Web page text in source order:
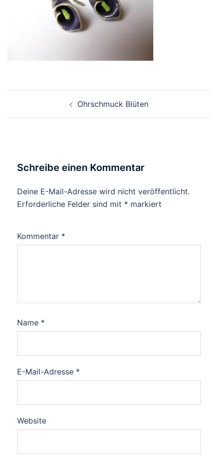
Ohrschmuck Blüten
Schreibe einen Kommentar
Deine E-Mail-Adresse wird nicht veröffentlicht.
Erforderliche Felder sind mit * markiert
Kommentar *
Name *
E-Mail-Adresse *
Website